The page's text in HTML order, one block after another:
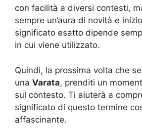
con facilità a diversi contesti,
sempre un’aura di novità e
significato esatto dipende
in cui viene utilizzato.
Quindi, la prossima volta che
una Varata, prenditi un
sul contesto. Ti aiuterà a
significato di questo termine
affascinante.